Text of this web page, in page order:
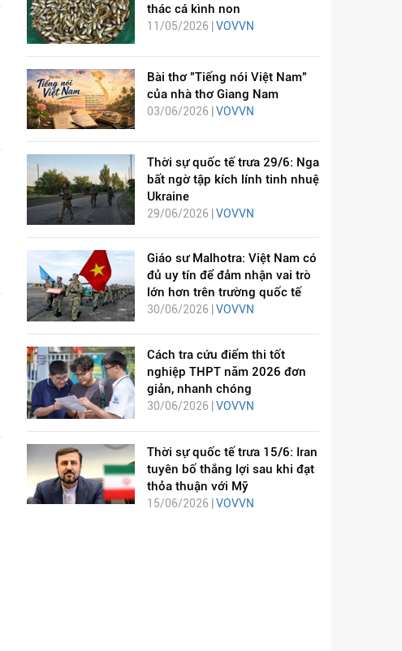
thác cá kình non
11/05/2026 | VOVVN
Bài thơ "Tiếng nói Việt Nam"
của nhà thơ Giang Nam
03/06/2026 | VOVVN
Thời sự quốc tế trưa 29/6: Nga
bất ngờ tập kích lính tinh nhuệ
Ukraine
29/06/2026 | VOVVN
Giáo sư Malhotra: Việt Nam có
đủ uy tín để đảm nhận vai trò
lớn hơn trên trường quốc tế
30/06/2026 | VOVVN
Cách tra cứu điểm thi tốt
nghiệp THPT năm 2026 đơn
giản, nhanh chóng
30/06/2026 | VOVVN
Thời sự quốc tế trưa 15/6: Iran
tuyên bố thắng lợi sau khi đạt
thỏa thuận với Mỹ
15/06/2026 |VOVVN